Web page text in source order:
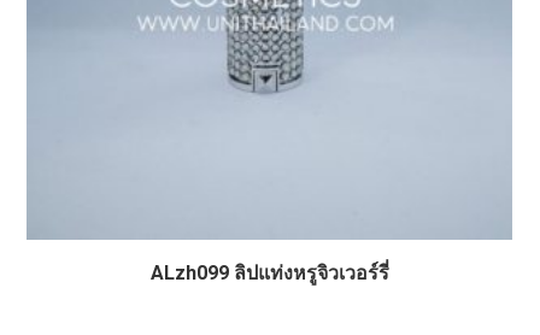
ALzh099 ลิปแท่งหรูจิวเวอร์รี่